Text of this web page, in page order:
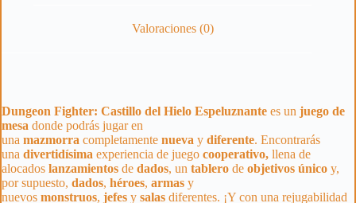
Valoraciones (0)
Dungeon Fighter: Castillo del Hielo Espeluznante es un juego de
mesa donde podrás jugar en
una mazmorra completamente nueva y diferente. Encontrarás
una divertidísima experiencia de juego cooperativo, llena de
alocados lanzamientos de dados, un tablero de objetivos único y,
por supuesto, dados, héroes, armas y
nuevos monstruos, jefes y salas diferentes. ¡Y con una rejugabilidad